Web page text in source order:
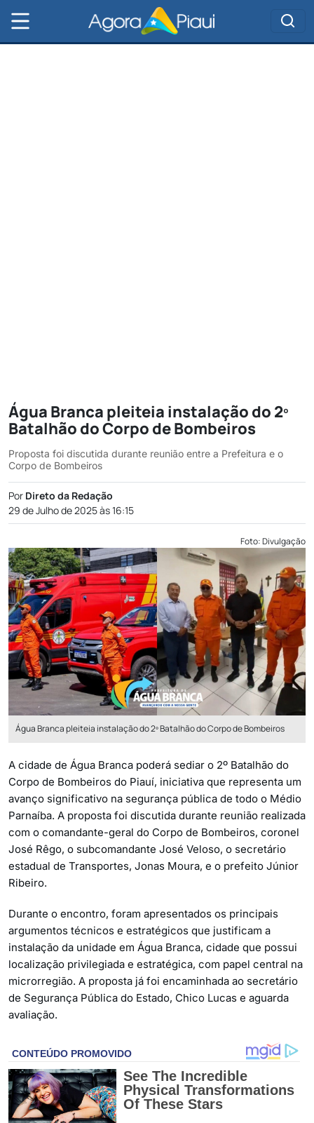
Água Branca pleiteia instalação do 2º
Batalhão do Corpo de Bombeiros
Proposta foi discutida durante reunião entre a Prefeitura e o
Corpo de Bombeiros
Por Direto da Redação
29 de Julho de 2025 às 16:15
Foto: Divulgação
Água Branca pleiteia instalação do 2º Batalhão do Corpo de Bombeiros
A cidade de Água Branca poderá sediar o 2º Batalhão do
Corpo de Bombeiros do Piauí, iniciativa que representa um
avanço significativo na segurança pública de todo o Médio
Parnaíba. A proposta foi discutida durante reunião realizada
com o comandante-geral do Corpo de Bombeiros, coronel
José Rêgo, o subcomandante José Veloso, o secretário
estadual de Transportes, Jonas Moura, e o prefeito Júnior
Ribeiro.
Durante o encontro, foram apresentados os principais
argumentos técnicos e estratégicos que justificam a
instalação da unidade em Água Branca, cidade que possui
localização privilegiada e estratégica, com papel central na
microrregião. A proposta já foi encaminhada ao secretário
de Segurança Pública do Estado, Chico Lucas e aguarda
avaliação.